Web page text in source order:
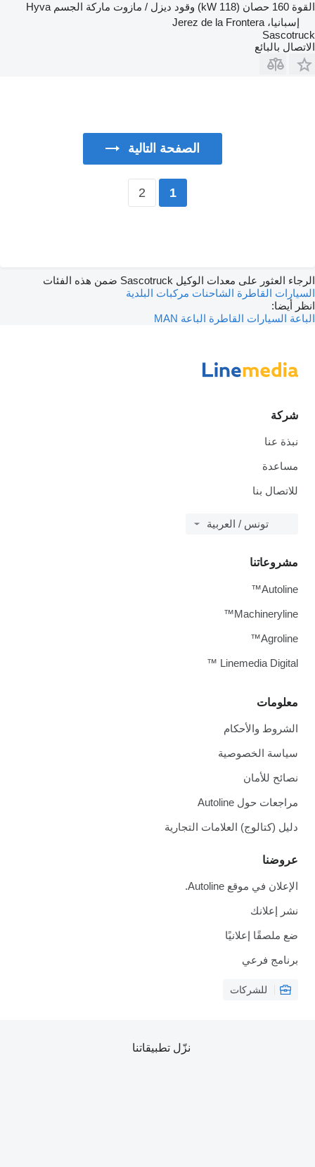
القوة 160 حصان (118 kW) وقود ديزل / مازوت ماركة الجسم Hyva
إسبانيا، Jerez de la Frontera
Sascotruck
الاتصال بالبائع
الصفحة التالية
1
2
الرجاء العثور على معدات الوكيل Sascotruck ضمن هذه الفئات
السيارات القاطرة الشاحنات مركبات البلدية
انظر أيضا:
الباعة السيارات القاطرة الباعة MAN
شركة
نبذة عنا
مساعدة
للاتصال بنا
تونس / العربية
معلومات
الشروط والأحكام
سياسة الخصوصية
نصائح للأمان
مراجعات حول Autoline
دليل (كتالوج) العلامات التجارية
عروضنا
الإعلان في موقع Autoline.
نشر إعلانك
ضع ملصقًا إعلانيًا
برنامج فرعي
للشركات
مشروعاتنا
Autoline™
Machineryline™
Agroline™
Linemedia Digital ™
نزّل تطبيقاتنا